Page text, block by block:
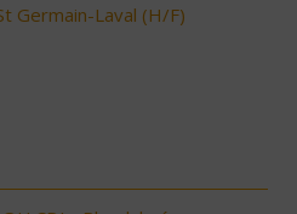
Germain-Laval (H/F)